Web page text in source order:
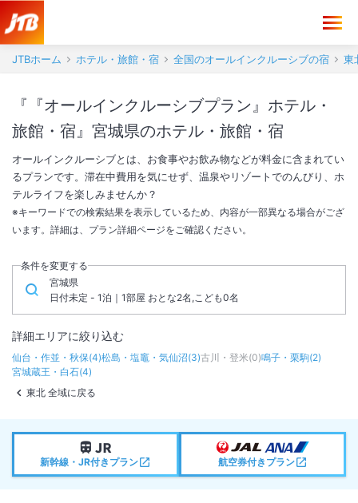
JTBホーム ホテル・旅館・宿 全国のオールインクルーシブの宿 東
『『オールインクルーシブプラン』ホテル・
旅館・宿』宮城県のホテル・旅館・宿
オールインクルーシブとは、お食事やお飲み物などが料金に含まれてい
るプランです。滞在中費用を気にせず、温泉やリゾートでのんびり、ホ
テルライフを楽しみませんか？
※キーワードでの検索結果を表示しているため、内容が一部異なる場合がござ
います。詳細は、プラン詳細ページをご確認ください。
条件を変更する
宮城県
日付未定 - 1泊｜1部屋 おとな2名,こども0名
詳細エリアに絞り込む
仙台・作並・秋保(4)松島・塩竈・気仙沼(3)古川・登米(0)鳴子・栗駒(2)
宮城蔵王・白石(4)
東北 全域に戻る
新幹線・JR付きプラン 航空券付きプラン